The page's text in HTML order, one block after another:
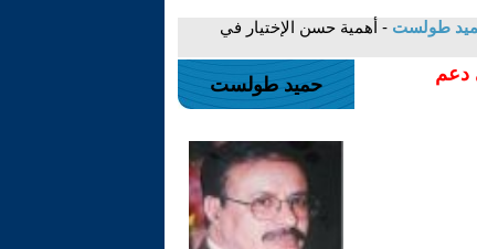
طولست - أهمية حسن الإختيار في
دعم
حميد طولست